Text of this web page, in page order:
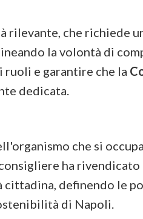
rilevante, che richiede
la volontà di
e garantire che la
dedicata.
che si
ha
definendo le
di Napoli.